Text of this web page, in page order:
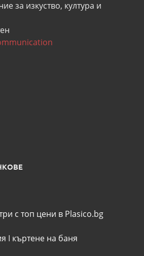
за изкуство, култура и
с топ цени в Plasico.bg
I къртене на баня